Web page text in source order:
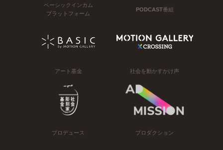
ベーシックインカム
プラットフォーム
PODCAST番組
アート基金 社会を動かすかけ声
プロデュース プロダクション